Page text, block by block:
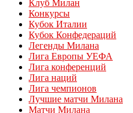
Клуб Милан
Конкурсы
Кубок Италии
Кубок Конфедераций
Легенды Милана
Лига Европы УЕФА
Лига конференций
Лига наций
Лига чемпионов
Лучшие матчи Милана
Матчи Милана